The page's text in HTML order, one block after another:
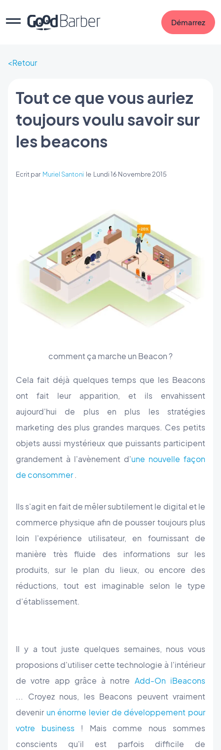
Démarrez
Retour
Tout ce que vous auriez
toujours voulu savoir sur
les beacons
Ecrit par Muriel Santoni le Lundi 16 Novembre 2015
comment ça marche un Beacon ?
Cela fait déjà quelques temps que les Beacons
ont fait leur apparition, et ils envahissent
aujourd'hui de plus en plus les stratégies
marketing des plus grandes marques. Ces petits
objets aussi mystérieux que puissants participent
grandement à l'avènement d'une nouvelle façon
de consommer.
Ils s'agit en fait de mêler subtilement le digital et le
commerce physique afin de pousser toujours plus
loin l'expérience utilisateur, en fournissant de
manière très fluide des informations sur les
produits, sur le plan du lieux, ou encore des
réductions, tout est imaginable selon le type
d'établissement.
Il y a tout juste quelques semaines, nous vous
proposions d'utiliser cette technologie à l'intérieur
de votre app grâce à notre Add-On iBeacons
... Croyez nous, les Beacons peuvent vraiment
devenir un énorme levier de développement pour
votre business! Mais comme nous sommes
conscients qu'il est parfois difficile de